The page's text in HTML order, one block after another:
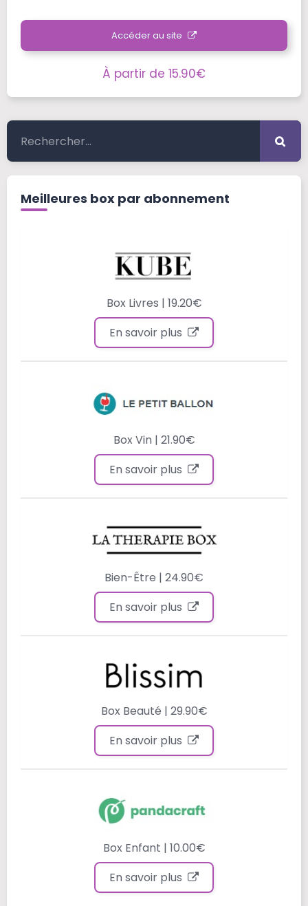
Accéder au site
À partir de 15.90€
Meilleures box par abonnement
Box Livres | 19.20€
En savoir plus
Box Vin | 21.90€
En savoir plus
Bien-Être | 24.90€
En savoir plus
Box Beauté | 29.90€
En savoir plus
Box Enfant | 10.00€
En savoir plus